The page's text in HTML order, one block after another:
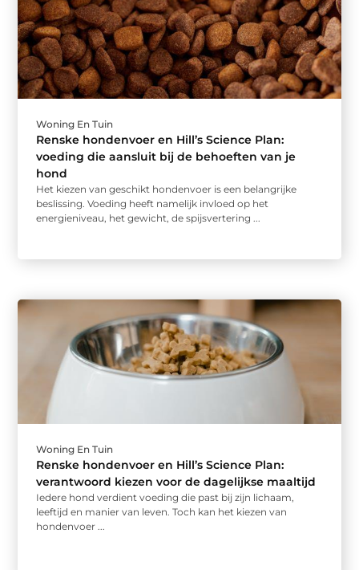
Woning En Tuin
Renske hondenvoer en Hill’s Science Plan:
voeding die aansluit bij de behoeften van je
hond
Het kiezen van geschikt hondenvoer is een belangrijke
beslissing. Voeding heeft namelijk invloed op het
energieniveau, het gewicht, de spijsvertering ...
Woning En Tuin
Renske hondenvoer en Hill’s Science Plan:
verantwoord kiezen voor de dagelijkse maaltijd
Iedere hond verdient voeding die past bij zijn lichaam,
leeftijd en manier van leven. Toch kan het kiezen van
hondenvoer ...